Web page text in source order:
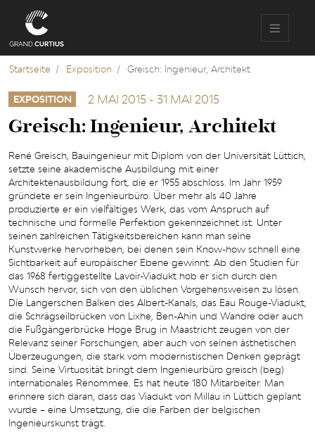
Startseite Exposition Greisch: Ingenieur, Architekt
EXPOSITION 2 MAI 2015 - 31 MAI 2015
Greisch: Ingenieur, Architekt
René Greisch, Bauingenieur mit Diplom von der Universität Lüttich,
setzte seine akademische Ausbildung mit einer
Architektenausbildung fort, die er 1955 abschloss. Im Jahr 1959
gründete er sein Ingenieurbüro. Über mehr als 40 Jahre
produzierte er ein vielfältiges Werk, das vom Anspruch auf
technische und formelle Perfektion gekennzeichnet ist. Unter
seinen zahlreichen Tätigkeitsbereichen kann man seine
Kunstwerke hervorheben, bei denen sein Know-how schnell eine
Sichtbarkeit auf europäischer Ebene gewinnt. Ab den Studien für
das 1968 fertiggestellte Lavoir-Viadukt hob er sich durch den
Wunsch hervor, sich von den üblichen Vorgehensweisen zu lösen.
Die Langerschen Balken des Albert-Kanals, das Eau Rouge-Viadukt,
die Schrägseilbrücken von Lixhe, Ben-Ahin und Wandre oder auch
die Fußgängerbrücke Hoge Brug in Maastricht zeugen von der
Relevanz seiner Forschungen, aber auch von seinen ästhetischen
Überzeugungen, die stark vom modernistischen Denken geprägt
sind. Seine Virtuosität bringt dem Ingenieurbüro greisch (beg)
internationales Renommee. Es hat heute 180 Mitarbeiter. Man
erinnere sich daran, dass das Viadukt von Millau in Lüttich geplant
wurde – eine Umsetzung, die die Farben der belgischen
Ingenieurskunst trägt.